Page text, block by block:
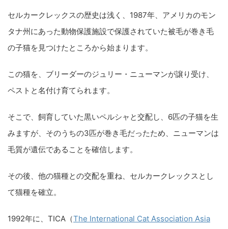
セルカークレックスの歴史は浅く、1987年、アメリカのモン
タナ州にあった動物保護施設で保護されていた被毛が巻き毛
の子猫を見つけたところから始まります。
この猫を、ブリーダーのジュリー・ニューマンが譲り受け、
ペストと名付け育てられます。
そこで、飼育していた黒いペルシャと交配し、6匹の子猫を生
みますが、そのうちの3匹が巻き毛だったため、ニューマンは
毛質が遺伝であることを確信します。
その後、他の猫種との交配を重ね、セルカークレックスとし
て猫種を確立。
1992年に、TICA（The International Cat Association Asia